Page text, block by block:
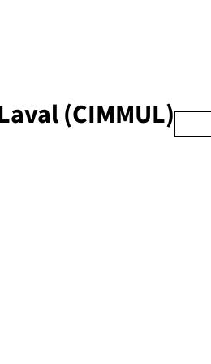
(CIMMUL)